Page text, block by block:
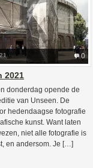
0
2021
donderdag opende de
van Unseen. De
hedendaagse fotografie
kunst. Want laten
niet alle fotografie is
en andersom. Je […]